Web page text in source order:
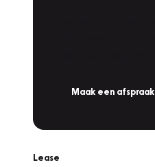
Maak een afspraak
Lease